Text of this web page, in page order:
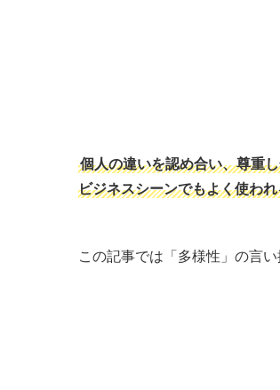
個人の違いを認め合い、尊重
ビジネスシーンでもよく使わ
この記事では「多様性」の言